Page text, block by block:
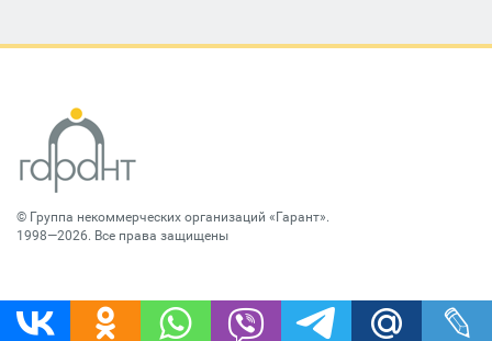
© Группа некоммерческих организаций «Гарант».
1998—2026. Все права защищены